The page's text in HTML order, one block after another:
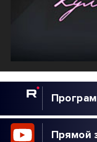
Прямой